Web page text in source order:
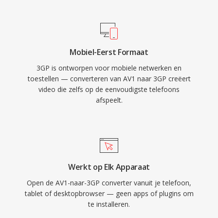
UMTS-netwerkprotocollen en bevat
voorzieningen voor getimede tekst en
stilstaande beelden binnen de container. Brede
adoptie door grote handsetfabrikanten zorgde
ervoor dat vrijwel elke 3G-capabele telefoon
3GP-media native kon verwerken. Hoewel
formaten, worden 3GP-bestanden nog steeds
aangetroffen in archieven van oudere mobiele
opnames en in regio&#039;s waar
bandbreedteefficients videolevering belangrijk
blijft.
Mobiel-Eerst Formaat
3GP is ontworpen voor mobiele netwerken en
toestellen — converteren van AV1 naar 3GP creëert
video die zelfs op de eenvoudigste telefoons
afspeelt.
Werkt op Elk Apparaat
Open de AV1-naar-3GP converter vanuit je telefoon,
tablet of desktopbrowser — geen apps of plugins om
te installeren.